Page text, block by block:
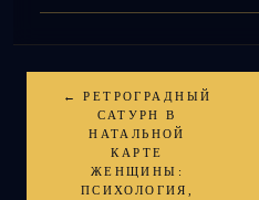
← РЕТРОГРАДНЫЙ
САТУРН В
НАТАЛЬНОЙ
КАРТЕ
ЖЕНЩИНЫ:
ПСИХОЛОГИЯ,